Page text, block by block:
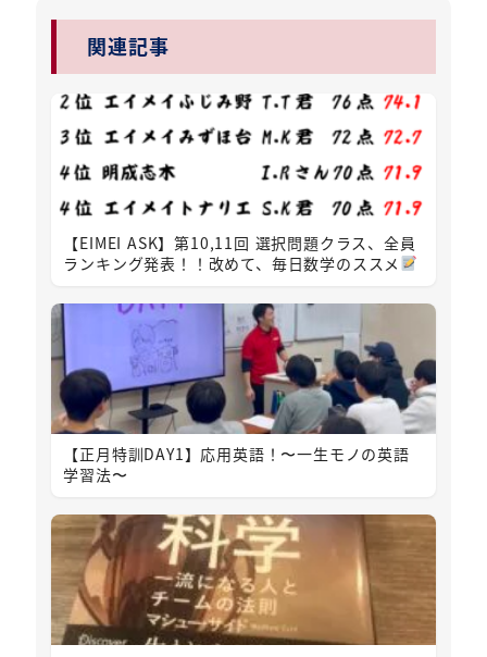
関連記事
【EIMEI ASK】第10,11回 選択問題クラス、全員
ランキング発表！！改めて、毎日数学のススメ
【正月特訓DAY1】応用英語！〜一生モノの英語
学習法〜